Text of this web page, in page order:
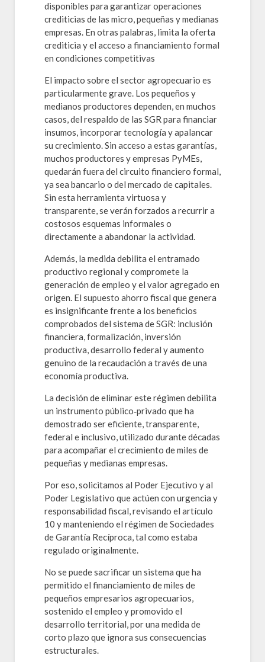
disponibles para garantizar operaciones
crediticias de las micro, pequeñas y medianas
empresas. En otras palabras, limita la oferta
crediticia y el acceso a financiamiento formal
en condiciones competitivas
El impacto sobre el sector agropecuario es
particularmente grave. Los pequeños y
medianos productores dependen, en muchos
casos, del respaldo de las SGR para financiar
insumos, incorporar tecnología y apalancar
su crecimiento. Sin acceso a estas garantías,
muchos productores y empresas PyMEs,
quedarán fuera del circuito financiero formal,
ya sea bancario o del mercado de capitales.
Sin esta herramienta virtuosa y
transparente, se verán forzados a recurrir a
costosos esquemas informales o
directamente a abandonar la actividad.
Además, la medida debilita el entramado
productivo regional y compromete la
generación de empleo y el valor agregado en
origen. El supuesto ahorro fiscal que genera
es insignificante frente a los beneficios
comprobados del sistema de SGR: inclusión
financiera, formalización, inversión
productiva, desarrollo federal y aumento
genuino de la recaudación a través de una
economía productiva.
La decisión de eliminar este régimen debilita
un instrumento público‑privado que ha
demostrado ser eficiente, transparente,
federal e inclusivo, utilizado durante décadas
para acompañar el crecimiento de miles de
pequeñas y medianas empresas.
Por eso, solicitamos al Poder Ejecutivo y al
Poder Legislativo que actúen con urgencia y
responsabilidad fiscal, revisando el artículo
10 y manteniendo el régimen de Sociedades
de Garantía Recíproca, tal como estaba
regulado originalmente.
No se puede sacrificar un sistema que ha
permitido el financiamiento de miles de
pequeños empresarios agropecuarios,
sostenido el empleo y promovido el
desarrollo territorial, por una medida de
corto plazo que ignora sus consecuencias
estructurales.